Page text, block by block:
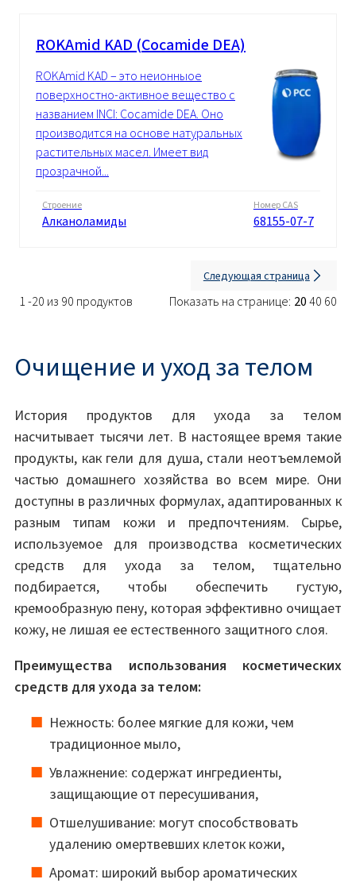
ROKAmid KAD (Cocamide DEA)
ROKAmid KAD – это неионныое
поверхностно-активное вещество с
названием INCI: Cocamide DEA. Оно
производится на основе натуральных
растительных масел. Имеет вид
прозрачной...
Строение
Алканоламиды
Номер CAS
68155-07-7
1 -20 из 90 продуктов Показать на странице: 2040 60
Следующая страница
Очищение и уход за телом
История продуктов для ухода за телом
насчитывает тысячи лет. В настоящее время такие
продукты, как гели для душа, стали неотъемлемой
частью домашнего хозяйства во всем мире. Они
доступны в различных формулах, адаптированных к
разным типам кожи и предпочтениям. Сырье,
используемое для производства косметических
средств для ухода за телом, тщательно
подбирается, чтобы обеспечить густую,
кремообразную пену, которая эффективно очищает
кожу, не лишая ее естественного защитного слоя.
Преимущества использования косметических
средств для ухода за телом:
Нежность: более мягкие для кожи, чем
традиционное мыло,
Увлажнение: содержат ингредиенты,
защищающие от пересушивания,
Отшелушивание: могут способствовать
удалению омертвевших клеток кожи,
Аромат: широкий выбор ароматических